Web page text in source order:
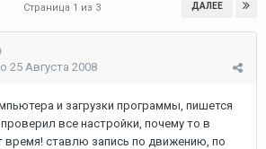
ДАЛЕЕ
Страница 1 из 3
25 Августа 2008
и загрузки программы, пишется
все настройки, почему то в
время! ставлю запись по движению, по